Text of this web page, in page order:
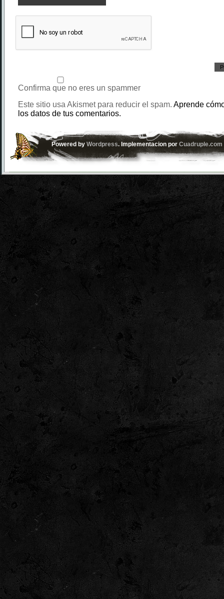
Confirma que no eres un spammer
Este sitio usa Akismet para reducir el spam. Aprende
los datos de tus comentarios.
Powered byWordpress. Implementacion porCuadruple.com